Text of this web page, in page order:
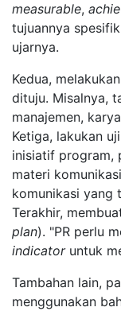
measurable,
tujuannya
ujarnya.
Kedua,
dituju. Misalnya,
manajemen,
Ketiga, lakukan
inisiatif program,
materi
komunikasi yang
Terakhir,
plan). "PR perlu
indicatoruntuk
Tambahan lain,
menggunakan